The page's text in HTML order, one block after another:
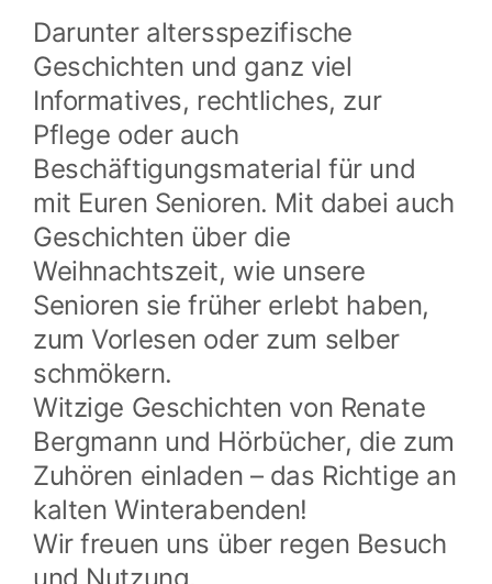
Darunter altersspezifische
Geschichten und ganz viel
Informatives, rechtliches, zur
Pflege oder auch
Beschäftigungsmaterial für und
mit Euren Senioren. Mit dabei auch
Geschichten über die
Weihnachtszeit, wie unsere
Senioren sie früher erlebt haben,
zum Vorlesen oder zum selber
schmökern.
Witzige Geschichten von Renate
Bergmann und Hörbücher, die zum
Zuhören einladen – das Richtige an
kalten Winterabenden!
Wir freuen uns über regen Besuch